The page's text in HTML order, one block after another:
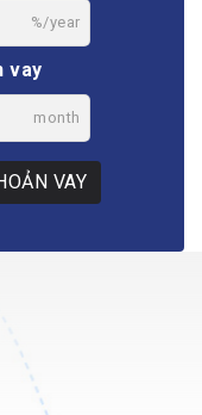
%/year
vay
month
VAY